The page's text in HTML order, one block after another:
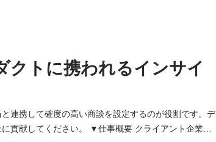
クトに携われるインサイ
連携して確度の高い商談を設定するのが役割です。デ
仕事概要 クライアント企業の